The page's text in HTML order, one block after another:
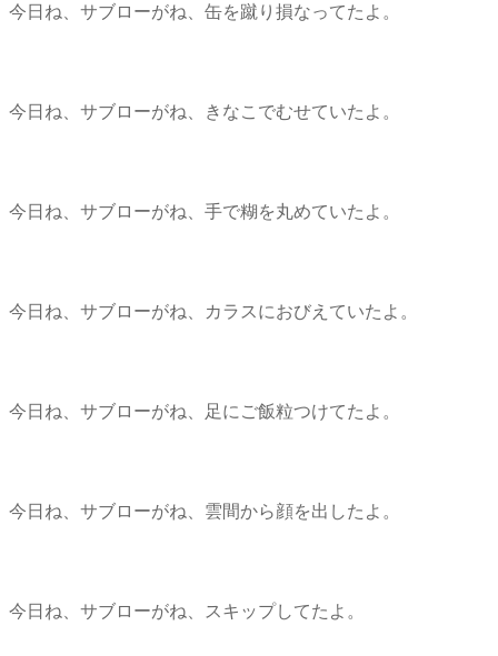
今日ね、サブローがね、缶を蹴り損なってたよ。
今日ね、サブローがね、きなこでむせていたよ。
今日ね、サブローがね、手で糊を丸めていたよ。
今日ね、サブローがね、カラスにおびえていたよ。
今日ね、サブローがね、足にご飯粒つけてたよ。
今日ね、サブローがね、雲間から顔を出したよ。
今日ね、サブローがね、スキップしてたよ。